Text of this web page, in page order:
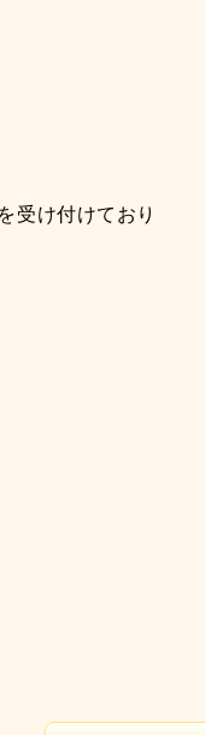
受け付けており